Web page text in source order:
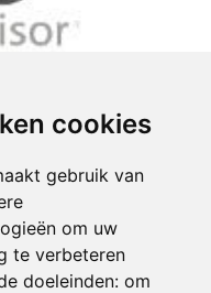
cookies
gebruik van
om uw
te verbeteren
doeleinden: om